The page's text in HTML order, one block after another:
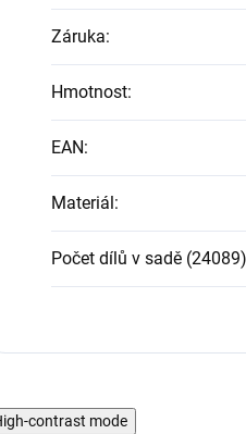
Záruka:
Hmotnost:
EAN:
Materiál:
Počet dílů v sadě (24089)
contrast mode